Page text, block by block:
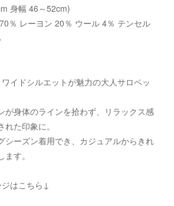
身幅 46～52cm)
％ レーヨン 20％ ウール 4％ テンセル
イドシルエットが魅力の大人サロペッ
が身体のラインを拾わず、リラックス感
た印象に。
シーズン着用でき、カジュアルからきれ
す。
はこちら↓